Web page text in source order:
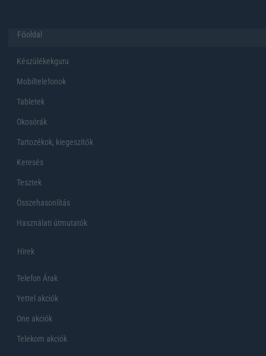
Főoldal
Készülékekguru
Mobiltelefonok
Tabletek
Okosórák
Tartozékok, kiegeszítők
Keresés
Tesztek
Összehasonlítás
Használati útmutatók
Hirek
Telefon Árak
Yettel akciók
One akciók
Telekom akciók